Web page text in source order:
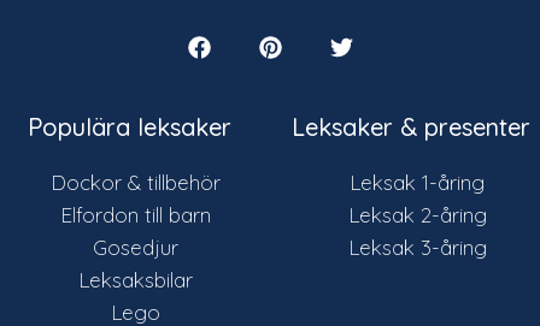
Populära leksaker
Dockor & tillbehör
Elfordon till barn
Gosedjur
Leksaksbilar
Lego
Leksaker & presenter
Leksak 1-åring
Leksak 2-åring
Leksak 3-åring